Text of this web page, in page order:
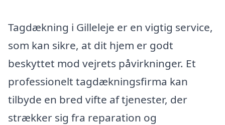
Tagdækning i Gilleleje er en vigtig service,
som kan sikre, at dit hjem er godt
beskyttet mod vejrets påvirkninger. Et
professionelt tagdækningsfirma kan
tilbyde en bred vifte af tjenester, der
strækker sig fra reparation og